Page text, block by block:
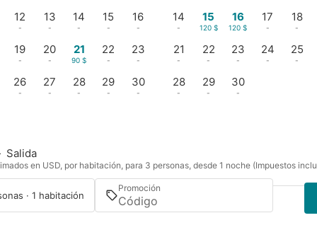
12
-
13
-
14
-
15
-
16
-
19
-
20
-
21
90 $
22
-
23
-
26
-
27
-
28
-
29
-
30
-
14
-
15
120 $
16
120 $
17
-
18
-
21
-
22
-
23
-
24
-
25
-
28
-
29
-
30
-
Salida
en USD, por habitación, para 3 personas, desde 1 noche (Impuestos
· 1 habitación
Promoción